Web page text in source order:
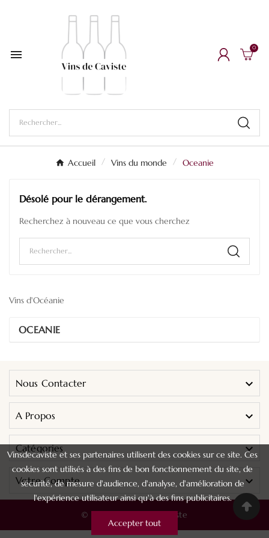
Vinsdecaviste et ses partenaires utilisent des cookies sur ce site. Ces
cookies sont utilisés à des fins de bon fonctionnement du site, de
sécurité, de mesure d'audience, d'analyse, d'amélioration de
l'expérience utilisateur ainsi qu'à des fins publicitaires.
Accepter tout
 0
Accueil Vins du monde Oceanie
Désolé pour le dérangement.
Recherchez à nouveau ce que vous cherchez
Vins d'Océanie
OCEANIE
Nous Contacter 
A Propos 
Catégories 
Votre Compte 
© 2024 - Vins De Caviste